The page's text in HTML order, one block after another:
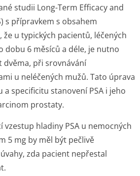
studii Long-Term Efficacy and
s přípravkem s obsahem
u typických pacientů, léčených
dobu 6 měsíců a déle, je nutno
dvěma, při srovnávání
u neléčených mužů. Tato úprava
a specificitu stanovení PSA i jeho
prostaty.
vzestup hladiny PSA u nemocných
5 mg by měl být pečlivě
zda pacient nepřestal